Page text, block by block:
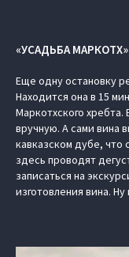
«УСАДЬБА МАРКОТХ»
Еще одну остановку
Находится она в 15
Маркотхского
вручную. А сами вина
кавказском дубе, что
здесь проводят
записаться на
изготовления вина.